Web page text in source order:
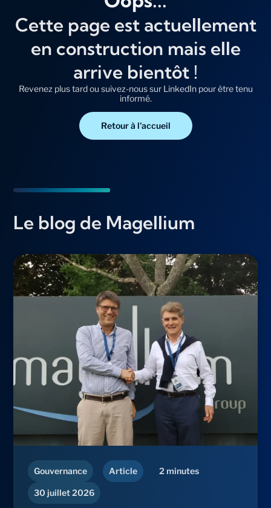
Cette page est actuellement
en construction mais elle
arrive bientôt !
Revenez plus tard ou suivez-nous sur LinkedIn pour être tenu
informé.
Retour à l'accueil
Le blog de Magellium
Gouvernance Article 2 minutes
30 juillet 2026